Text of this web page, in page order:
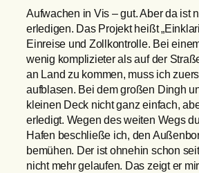
Aufwachen in Vis – gut. Aber da ist
erledigen. Das Projekt heißt
Einreise und Zollkontrolle. Bei
wenig komplizieter als auf der
an Land zu kommen, muss ich
aufblasen. Bei dem großen Dingh
kleinen Deck nicht ganz einfach,
erledigt. Wegen des weiten Wegs
Hafen beschließe ich, den
bemühen. Der ist ohnehin schon
nicht mehr gelaufen. Das zeigt er